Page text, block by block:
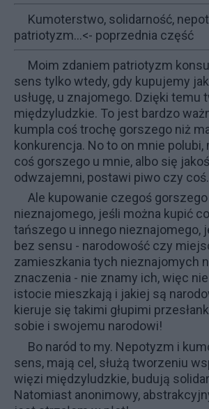
Kumoterstwo, solidarność,
patriotyzm...<- poprzednia część
Moim zdaniem patriotyzm
sens tylko wtedy, gdy kupujemy
usługę, u znajomego. Dzięki temu
międzyludzkie. To jest bardzo
kumpla coś trochę gorszego niż
konkurencja. No to on mnie polubi,
coś gorszego u mnie, albo się
odwzajemni, postawi piwo czy coś.
Ale kupowanie czegoś
nieznajomego, jeśli można kupić
tańszego u innego nieznajomego,
bez sensu - narodowość czy
zamieszkania tych nieznajomych
znaczenia - nie znamy ich, więc
istocie mieszkają i jakiej są
kieruje się takimi głupimi
sobie i swojemu narodowi!
Bo naród to my. Nepotyzm i
sens, mają cel, służą tworzeniu
więzi międzyludzkie, budują
Natomiast anonimowy,